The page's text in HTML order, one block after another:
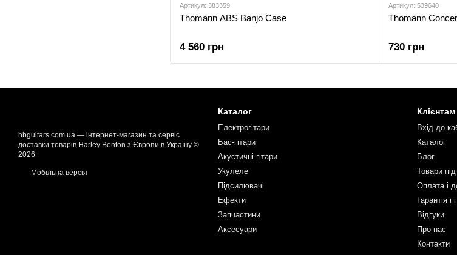
Артикул: 383359
Thomann ABS Banjo Case
4 560 грн
Артикул: 539640
Thomann
730 грн
hbguitars.com.ua — інтернет-магазин та сервіс
доставки товарів Harley Benton з Європи в Україну ©
2026
Мобільна версія
Каталог
Електрогітари
Бас-гітари
Акустичні гітари
Укулеле
Підсилювачі
Ефекти
Запчастини
Аксесуари
Клієнтам
Вхід до
Каталог
Блог
Товари
Оплата і
Гарантія
Відгуки
Про нас
Контакти